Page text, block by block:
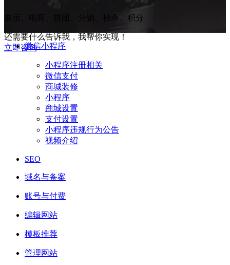
展示、电商、拼团、分销、秒杀、积分
还需要什么告诉我，我帮你实现！
立即咨询微信小程序
小程序注册相关
微信支付
商城装修
小程序
商城设置
支付设置
小程序违规行为公告
视频介绍
SEO
域名与备案
账号与付费
编辑网站
模板推荐
管理网站